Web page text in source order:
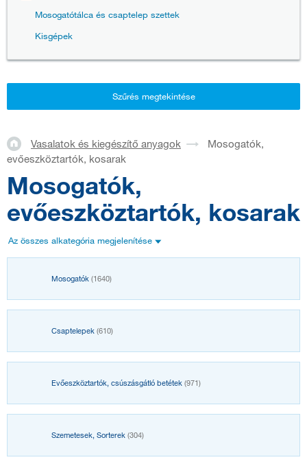
Mosogatótálca és csaptelep szettek
Kisgépek
Szűrés megtekintése
Vasalatok és kiegészítő anyagok
Mosogatók,
evőeszköztartók, kosarak
Mosogatók,
evőeszköztartók, kosarak
Az összes alkategória megjelenítése
Mosogatók (1640)
Csaptelepek (610)
Evőeszköztartók, csúszásgátló betétek (971)
Szemetesek, Sorterek (304)